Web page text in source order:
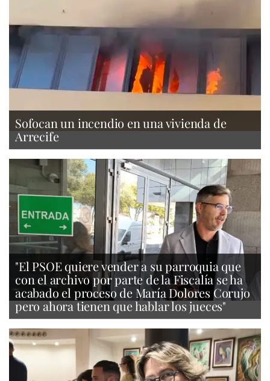
Sofocan un incendio en una vivienda de
Arrecife
"El PSOE quiere vender a su parroquia que
con el archivo por parte de la Fiscalía se ha
acabado el proceso de María Dolores Corujo
pero ahora tienen que hablar los jueces"